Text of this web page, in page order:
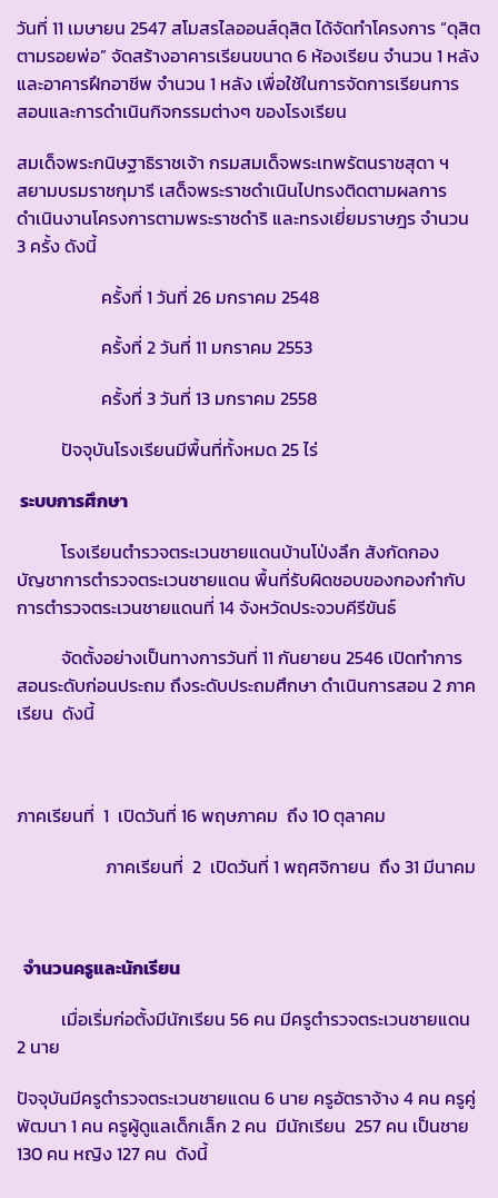
วันที่ 11 เมษายน 2547 สโมสรไลออนส์ดุสิต ได้จัดทำโครงการ “ดุสิต
ตามรอยพ่อ” จัดสร้างอาคารเรียนขนาด 6 ห้องเรียน จำนวน 1 หลัง
และอาคารฝึกอาชีพ จำนวน 1 หลัง เพื่อใช้ในการจัดการเรียนการ
สอนและการดำเนินกิจกรรมต่างๆ ของโรงเรียน
สมเด็จพระกนิษฐาธิราชเจ้า กรมสมเด็จพระเทพรัตนราชสุดา ฯ
สยามบรมราชกุมารี เสด็จพระราชดำเนินไปทรงติดตามผลการ
ดำเนินงานโครงการตามพระราชดำริ และทรงเยี่ยมราษฎร จำนวน
3 ครั้ง ดังนี้
ครั้งที่ 1 วันที่ 26 มกราคม 2548
ครั้งที่ 2 วันที่ 11 มกราคม 2553
ครั้งที่ 3 วันที่ 13 มกราคม 2558
ปัจจุบันโรงเรียนมีพื้นที่ทั้งหมด 25 ไร่
ระบบการศึกษา
โรงเรียนตำรวจตระเวนชายแดนบ้านโป่งลึก สังกัดกอง
บัญชาการตำรวจตระเวนชายแดน พื้นที่รับผิดชอบของกองกำกับ
การตำรวจตระเวนชายแดนที่ 14 จังหวัดประจวบคีรีขันธ์
จัดตั้งอย่างเป็นทางการวันที่ 11 กันยายน 2546 เปิดทำการ
สอนระดับก่อนประถม ถึงระดับประถมศึกษา ดำเนินการสอน 2 ภาค
เรียน ดังนี้
ภาคเรียนที่ 1 เปิดวันที่ 16 พฤษภาคม ถึง 10 ตุลาคม
ภาคเรียนที่ 2 เปิดวันที่ 1 พฤศจิกายน ถึง 31 มีนาคม
จำนวนครูและนักเรียน
เมื่อเริ่มก่อตั้งมีนักเรียน 56 คน มีครูตำรวจตระเวนชายแดน
2 นาย
ปัจจุบันมีครูตำรวจตระเวนชายแดน 6 นาย ครูอัตราจ้าง 4 คน ครูคู่
พัฒนา 1 คน ครูผู้ดูแลเด็กเล็ก 2 คน มีนักเรียน 257 คน เป็นชาย
130 คน หญิง 127 คน ดังนี้